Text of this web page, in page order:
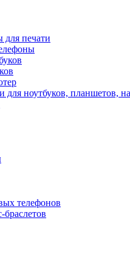
для печати
для ноутбуков, планшетов,
телефонов